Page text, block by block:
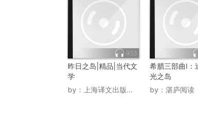
933
昨日之岛|精品|当代文
学
by：
上海译文出版社电子书
希腊三部曲Ⅰ：
光之岛
by： 湛庐阅读